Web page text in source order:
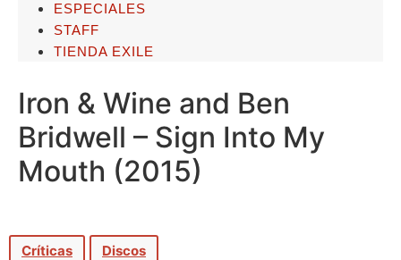
ESPECIALES
STAFF
TIENDA EXILE
Iron & Wine and Ben
Bridwell – Sign Into My
Mouth (2015)
Críticas Discos